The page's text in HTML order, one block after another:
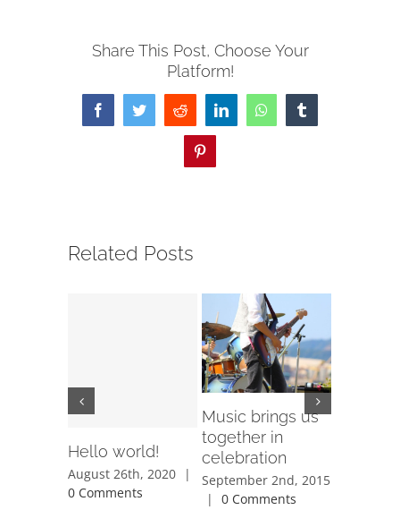
Share This Post, Choose Your
Platform!
FacebookTwitterReddit LinkedInWhatsApp
Related Posts
Hello world!
August 26th, 2020
|
0 Comments
Music brings us
together in
celebration
September 2nd, 2015
|
0 Comments